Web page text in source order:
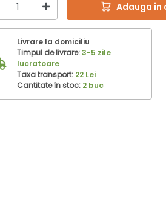
Adauga in
Livrare la domiciliu
Timpul de livrare:3-5 zile
lucratoare
Taxa transport: 22 Lei
Cantitate în stoc: 2 buc